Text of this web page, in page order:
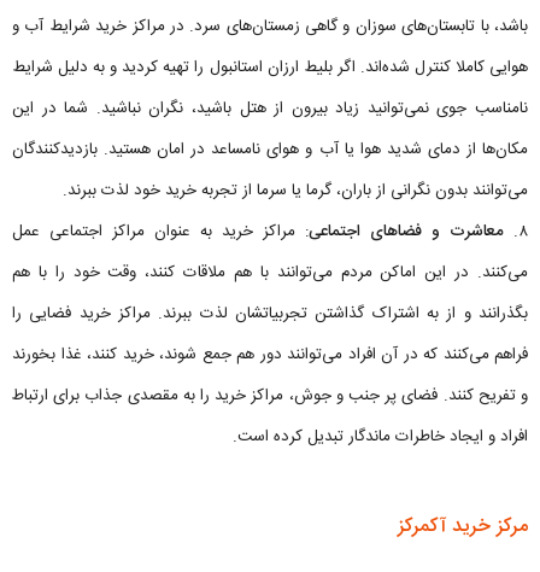
باشد، با تابستان‌های سوزان و گاهی زمستان‌های سرد. در مراکز خرید شرایط آب و
هوایی کاملا کنترل شده‌اند. اگر بلیط ارزان استانبول را تهیه کردید و به دلیل شرایط
نامناسب جوی نمی‌توانید زیاد بیرون از هتل باشید، نگران نباشید. شما در این
مکان‌ها از دمای شدید هوا یا آب و هوای نامساعد در امان هستید. بازدیدکنندگان
می‌توانند بدون نگرانی از باران، گرما یا سرما از تجربه خرید خود لذت ببرند.
۸. معاشرت و فضاهای اجتماعی: مراکز خرید به عنوان مراکز اجتماعی عمل
می‌کنند. در این اماکن مردم می‌توانند با هم ملاقات کنند، وقت خود را با هم
بگذرانند و از به اشتراک گذاشتن تجربیاتشان لذت ببرند. مراکز خرید فضایی را
فراهم می‌کنند که در آن افراد می‌توانند دور هم جمع شوند، خرید کنند، غذا بخورند
و تفریح کنند. فضای پر جنب و جوش، مراکز خرید را به مقصدی جذاب برای ارتباط
افراد و ایجاد خاطرات ماندگار تبدیل کرده است.
مرکز خرید آکمرکز